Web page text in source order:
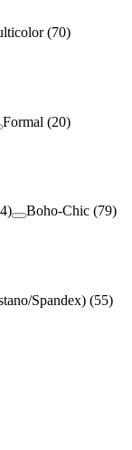
(70)
Formal (20)
) Boho-Chic (79)
Spandex) (55)